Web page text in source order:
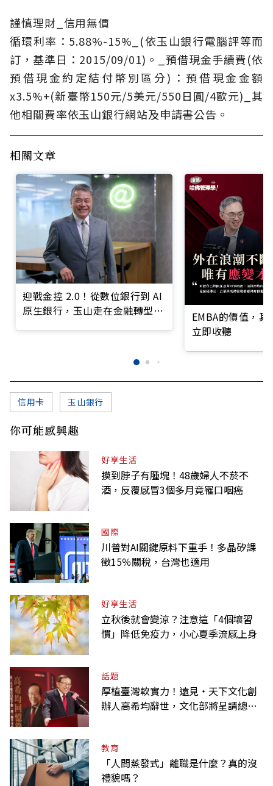
謹慎理財_信用無價
循環利率：5.88%-15%_(依玉山銀行電腦評等而
訂，基準日：2015/09/01)。_預借現金手續費(依
預借現金約定結付幣別區分)：預借現金金額
x3.5%+(新臺幣150元/5美元/550日圓/4歐元)_其
他相關費率依玉山銀行網站及申請書公告。
相關文章
迎戰金控 2.0！從數位銀行到 AI
原生銀行，玉山走在金融轉型最
EMBA的價值，
立即收聽
信用卡 玉山銀行
你可能感興趣
好享生活
摸到脖子有腫塊！48歲婦人不菸不
酒，反覆感冒3個多月竟罹口咽癌
國際
川普對AI關鍵原料下重手！多晶矽課
徵15％關稅，台灣也適用
好享生活
立秋後就會變涼？注意這「4個壞習
慣」降低免疫力，小心夏季流感上身
話題
厚植臺灣軟實力！遠見‧天下文化創
辦人高希均辭世，文化部將呈請總統
教育
「人間蒸發式」離職是什麼？真的沒
禮貌嗎？